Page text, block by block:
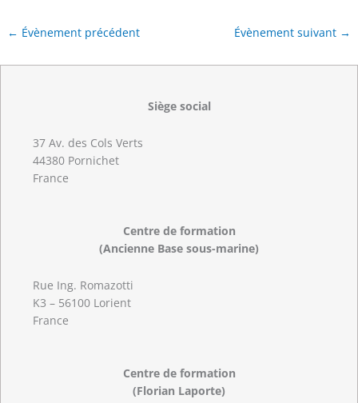
← Évènement précédent Évènement suivant →
Siège social
37 Av. des Cols Verts
44380 Pornichet
France
Centre de formation
(Ancienne Base sous-marine)
Rue Ing. Romazotti
K3 – 56100 Lorient
France
Centre de formation
(Florian Laporte)